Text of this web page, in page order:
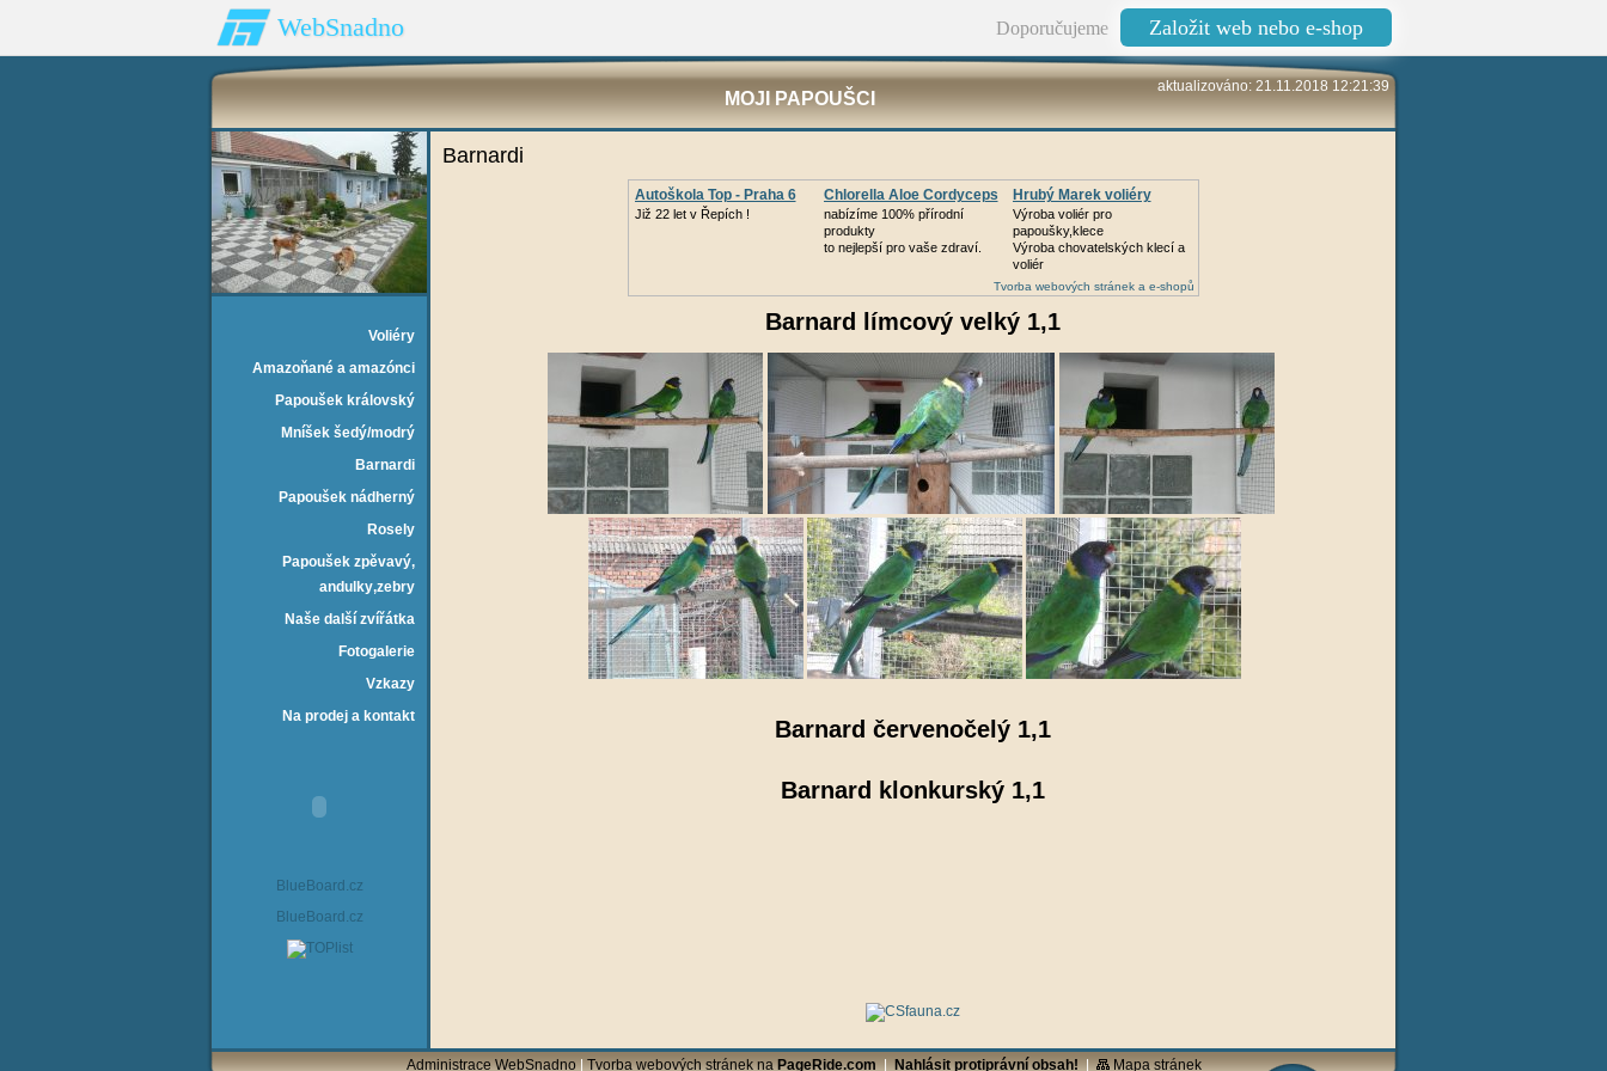
WebSnadno Doporučujeme Založit web nebo e-shop
aktualizováno: 21.11.2018 12:21:39
MOJI PAPOUŠCI
Voliéry
Amazoňané a amazónci
Papoušek královský
Mníšek šedý/modrý
Barnardi
Papoušek nádherný
Rosely
Papoušek zpěvavý‚
andulky‚zebry
Naše další zvířátka
Fotogalerie
Vzkazy
Na prodej a kontakt
BlueBoard.cz
BlueBoard.cz
Barnardi
Autoškola Top - Praha 6
Již 22 let v Řepích !
Chlorella Aloe Cordyceps
nabízíme 100% přírodní
produkty
to nejlepší pro vaše zdraví.
Hrubý Marek voliéry
Výroba voliér pro
papoušky,klece
Výroba chovatelských klecí a
voliér
Tvorba webových stránek a e-shopů
Barnard límcový velký 1,1
Barnard červenočelý 1,1
Barnard klonkurský 1,1
Administrace WebSnadno|Tvorba webových stránek naPageRide.com|Nahlásit protiprávní obsah!| Mapa stránek